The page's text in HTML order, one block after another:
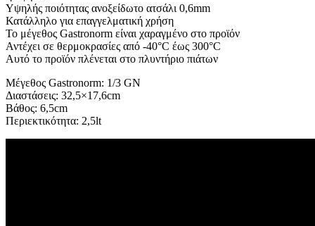
Υψηλής ποιότητας ανοξείδωτο ατσάλι 0,6mm
Κατάλληλο για επαγγελματική χρήση
Το μέγεθος Gastronorm είναι χαραγμένο στο προϊόν
Αντέχει σε θερμοκρασίες από -40°C έως 300°C
Αυτό το προϊόν πλένεται στο πλυντήριο πιάτων
Μέγεθος Gastronorm: 1/3 GN
Διαστάσεις: 32,5×17,6cm
Βάθος: 6,5cm
Περιεκτικότητα: 2,5lt